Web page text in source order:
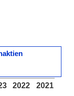
2022 2021